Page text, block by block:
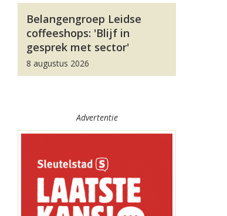
Belangengroep Leidse
coffeeshops: 'Blijf in
gesprek met sector'
8 augustus 2026
Advertentie